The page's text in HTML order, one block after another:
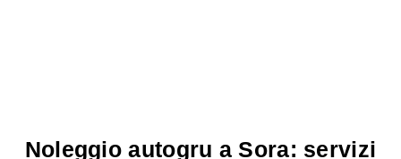
Noleggio autogru a Sora: servizi